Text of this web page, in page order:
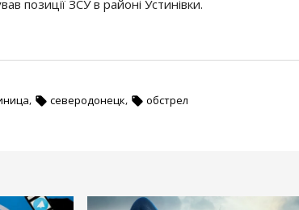
позиції ЗСУ в районі Устинівки.
северодонецк обстрел